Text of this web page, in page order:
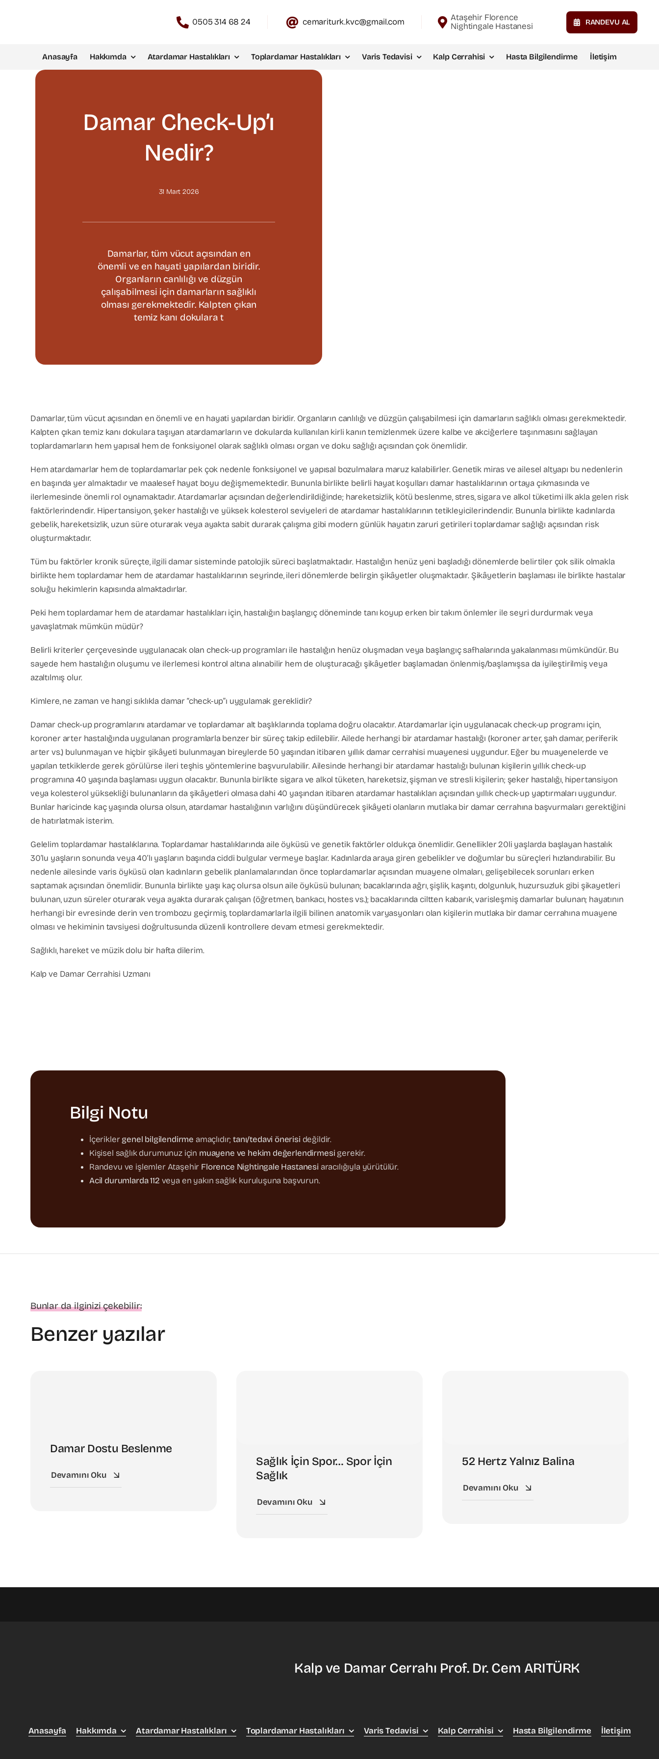
0505 314 68 24 cemariturk.kvc@gmail.com
Ataşehir Florence
Nightingale Hastanesi
RANDEVU AL
Anasayfa Hakkımda Atardamar Hastalıkları Toplardamar Hastalıkları Varis Tedavisi Kalp Cerrahisi Hasta Bilgilendirme İletişim
Damar Check-Up’ı
Nedir?
31 Mart 2026
Damarlar, tüm vücut açısından en
önemli ve en hayati yapılardan biridir.
Organların canlılığı ve düzgün
çalışabilmesi için damarların sağlıklı
olması gerekmektedir. Kalpten çıkan
temiz kanı dokulara t
Damarlar, tüm vücut açısından en önemli ve en hayati yapılardan biridir. Organların canlılığı ve düzgün çalışabilmesi için damarların sağlıklı olması gerekmektedir.
Kalpten çıkan temiz kanı dokulara taşıyan atardamarların ve dokularda kullanılan kirli kanın temizlenmek üzere kalbe ve akciğerlere taşınmasını sağlayan
toplardamarların hem yapısal hem de fonksiyonel olarak sağlıklı olması organ ve doku sağlığı açısından çok önemlidir.
Hem atardamarlar hem de toplardamarlar pek çok nedenle fonksiyonel ve yapısal bozulmalara maruz kalabilirler. Genetik miras ve ailesel altyapı bu nedenlerin
en başında yer almaktadır ve maalesef hayat boyu değişmemektedir. Bununla birlikte belirli hayat koşulları damar hastalıklarının ortaya çıkmasında ve
ilerlemesinde önemli rol oynamaktadır. Atardamarlar açısından değerlendirildiğinde; hareketsizlik, kötü beslenme, stres, sigara ve alkol tüketimi ilk akla gelen risk
faktörlerindendir. Hipertansiyon, şeker hastalığı ve yüksek kolesterol seviyeleri de atardamar hastalıklarının tetikleyicilerindendir. Bununla birlikte kadınlarda
gebelik, hareketsizlik, uzun süre oturarak veya ayakta sabit durarak çalışma gibi modern günlük hayatın zaruri getirileri toplardamar sağlığı açısından risk
oluşturmaktadır.
Tüm bu faktörler kronik süreçte, ilgili damar sisteminde patolojik süreci başlatmaktadır. Hastalığın henüz yeni başladığı dönemlerde belirtiler çok silik olmakla
birlikte hem toplardamar hem de atardamar hastalıklarının seyrinde, ileri dönemlerde belirgin şikâyetler oluşmaktadır. Şikâyetlerin başlaması ile birlikte hastalar
soluğu hekimlerin kapısında almaktadırlar.
Peki hem toplardamar hem de atardamar hastalıkları için, hastalığın başlangıç döneminde tanı koyup erken bir takım önlemler ile seyri durdurmak veya
yavaşlatmak mümkün müdür?
Belirli kriterler çerçevesinde uygulanacak olan check-up programları ile hastalığın henüz oluşmadan veya başlangıç safhalarında yakalanması mümkündür. Bu
sayede hem hastalığın oluşumu ve ilerlemesi kontrol altına alınabilir hem de oluşturacağı şikâyetler başlamadan önlenmiş/başlamışsa da iyileştirilmiş veya
azaltılmış olur.
Kimlere, ne zaman ve hangi sıklıkla damar “check-up”ı uygulamak gereklidir?
Damar check-up programlarını atardamar ve toplardamar alt başlıklarında toplama doğru olacaktır. Atardamarlar için uygulanacak check-up programı için,
koroner arter hastalığında uygulanan programlarla benzer bir süreç takip edilebilir. Ailede herhangi bir atardamar hastalığı (koroner arter, şah damar, periferik
arter vs.) bulunmayan ve hiçbir şikâyeti bulunmayan bireylerde 50 yaşından itibaren yıllık damar cerrahisi muayenesi uygundur. Eğer bu muayenelerde ve
yapılan tetkiklerde gerek görülürse ileri teşhis yöntemlerine başvurulabilir. Ailesinde herhangi bir atardamar hastalığı bulunan kişilerin yıllık check-up
programına 40 yaşında başlaması uygun olacaktır. Bununla birlikte sigara ve alkol tüketen, hareketsiz, şişman ve stresli kişilerin; şeker hastalığı, hipertansiyon
veya kolesterol yüksekliği bulunanların da şikâyetleri olmasa dahi 40 yaşından itibaren atardamar hastalıkları açısından yıllık check-up yaptırmaları uygundur.
Bunlar haricinde kaç yaşında olursa olsun, atardamar hastalığının varlığını düşündürecek şikâyeti olanların mutlaka bir damar cerrahına başvurmaları gerektiğini
de hatırlatmak isterim.
Gelelim toplardamar hastalıklarına. Toplardamar hastalıklarında aile öyküsü ve genetik faktörler oldukça önemlidir. Genellikler 20li yaşlarda başlayan hastalık
30’lu yaşların sonunda veya 40’lı yaşların başında ciddi bulgular vermeye başlar. Kadınlarda araya giren gebelikler ve doğumlar bu süreçleri hızlandırabilir. Bu
nedenle ailesinde varis öyküsü olan kadınların gebelik planlamalarından önce toplardamarlar açısından muayene olmaları, gelişebilecek sorunları erken
saptamak açısından önemlidir. Bununla birlikte yaşı kaç olursa olsun aile öyküsü bulunan; bacaklarında ağrı, şişlik, kaşıntı, dolgunluk, huzursuzluk gibi şikayetleri
bulunan, uzun süreler oturarak veya ayakta durarak çalışan (öğretmen, bankacı, hostes vs.); bacaklarında ciltten kabarık, varisleşmiş damarlar bulunan; hayatının
herhangi bir evresinde derin ven trombozu geçirmiş, toplardamarlarla ilgili bilinen anatomik varyasyonları olan kişilerin mutlaka bir damar cerrahına muayene
olması ve hekiminin tavsiyesi doğrultusunda düzenli kontrollere devam etmesi gerekmektedir.
Sağlıklı, hareket ve müzik dolu bir hafta dilerim.
Kalp ve Damar Cerrahisi Uzmanı
Bilgi Notu
İçeriklergenel bilgilendirme amaçlıdır;tanı/tedavi önerisideğildir.
Kişisel sağlık durumunuz için muayene ve hekim değerlendirmesigerekir.
Randevu ve işlemler Ataşehir Florence Nightingale Hastanesiaracılığıyla yürütülür.
Acil durumlarda 112 veya en yakın sağlık kuruluşuna başvurun.
Bunlar da ilginizi çekebilir:
Benzer yazılar
Damar Dostu Beslenme
Devamını Oku
Sağlık İçin Spor… Spor İçin
Sağlık
Devamını Oku
52 Hertz Yalnız Balina
Devamını Oku
Kalp ve Damar Cerrahı Prof. Dr. Cem ARITÜRK
Anasayfa Hakkımda Atardamar Hastalıkları Toplardamar Hastalıkları Varis Tedavisi Kalp Cerrahisi Hasta Bilgilendirme İletişim